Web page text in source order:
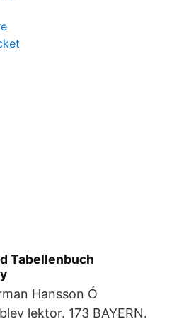
Tabellenbuch
Hansson Ó
lektor. 173 BAYERN.